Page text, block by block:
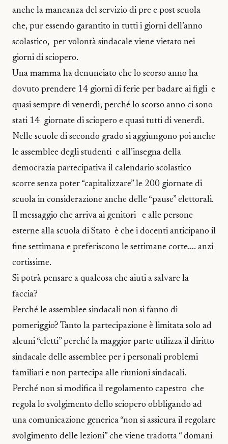
anche la mancanza del servizio di pre e post scuola
che, pur essendo garantito in tutti i giorni dell’anno
scolastico, per volontà sindacale viene vietato nei
giorni di sciopero.
Una mamma ha denunciato che lo scorso anno ha
dovuto prendere 14 giorni di ferie per badare ai figli e
quasi sempre di venerdì, perché lo scorso anno ci sono
stati 14 giornate di sciopero e quasi tutti di venerdì.
Nelle scuole di secondo grado si aggiungono poi anche
le assemblee degli studenti e all’insegna della
democrazia partecipativa il calendario scolastico
scorre senza poter “capitalizzare” le 200 giornate di
scuola in considerazione anche delle “pause” elettorali.
Il messaggio che arriva ai genitori e alle persone
esterne alla scuola di Stato è che i docenti anticipano il
fine settimana e preferiscono le settimane corte…. anzi
cortissime.
Si potrà pensare a qualcosa che aiuti a salvare la
faccia?
Perché le assemblee sindacali non si fanno di
pomeriggio? Tanto la partecipazione è limitata solo ad
alcuni “eletti” perché la maggior parte utilizza il diritto
sindacale delle assemblee per i personali problemi
familiari e non partecipa alle riunioni sindacali.
Perché non si modifica il regolamento capestro che
regola lo svolgimento dello sciopero obbligando ad
una comunicazione generica “non si assicura il regolare
svolgimento delle lezioni” che viene tradotta “ domani